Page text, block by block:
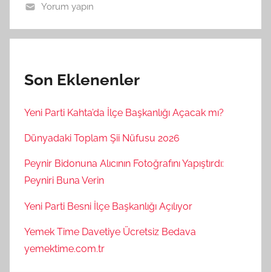
Yorum yapın
Son Eklenenler
Yeni Parti Kahta’da İlçe Başkanlığı Açacak mı?
Dünyadaki Toplam Şii Nüfusu 2026
Peynir Bidonuna Alıcının Fotoğrafını Yapıştırdı:
Peyniri Buna Verin
Yeni Parti Besni İlçe Başkanlığı Açılıyor
Yemek Time Davetiye Ücretsiz Bedava
yemektime.com.tr